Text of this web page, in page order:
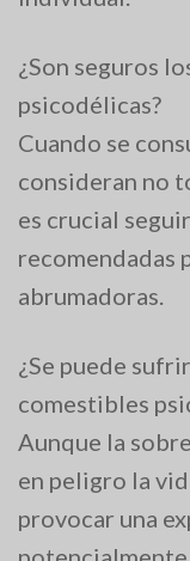
¿Son seguros
psicodélicas?
Cuando se
consideran no
es crucial
recomendadas
abrumadoras.
¿Se puede
comestibles
Aunque la
en peligro la
provocar una